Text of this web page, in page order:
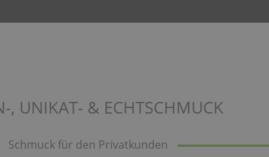
, UNIKAT- & ECHTSCHMUCK
Schmuck für den Privatkunden